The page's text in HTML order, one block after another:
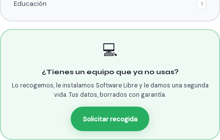
Educación 1
💻
¿Tienes un equipo que ya no usas?
Lo recogemos, le instalamos Software Libre y le damos una segunda
vida. Tus datos, borrados con garantía.
Solicitar recogida